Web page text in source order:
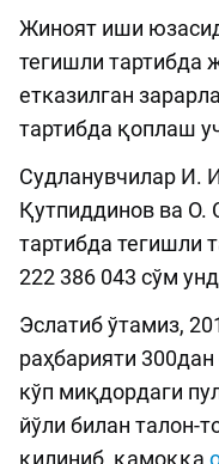
Жиноят иши
тегишли тартибда
етказилган
тартибда қоплаш
Судланувчилар И.
Қутпиддинов ва О.
тартибда тегишли
222 386 043 сўм
Эслатиб ўтамиз,
раҳбарияти
кўп миқдордаги
йўли билан талон-
қилиниб, қамоққа